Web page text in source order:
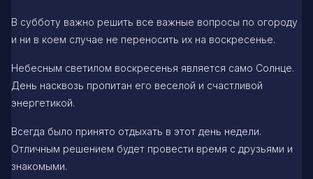
В субботу важно решить все важные вопросы по огороду
и ни в коем случае не переносить их на воскресенье.
Небесным светилом воскресенья является само Солнце.
День насквозь пропитан его веселой и счастливой
энергетикой.
Всегда было принято отдыхать в этот день недели.
Отличным решением будет провести время с друзьями и
знакомыми.